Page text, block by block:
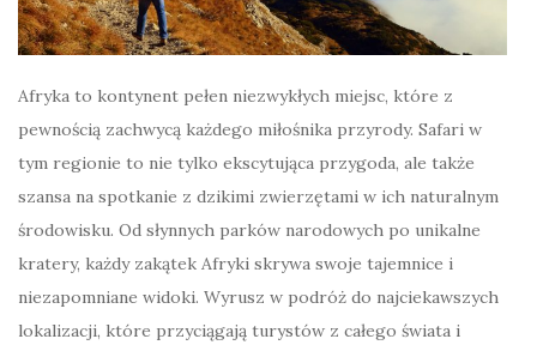
Afryka to kontynent pełen niezwykłych miejsc, które z
pewnością zachwycą każdego miłośnika przyrody. Safari w
tym regionie to nie tylko ekscytująca przygoda, ale także
szansa na spotkanie z dzikimi zwierzętami w ich naturalnym
środowisku. Od słynnych parków narodowych po unikalne
kratery, każdy zakątek Afryki skrywa swoje tajemnice i
niezapomniane widoki. Wyrusz w podróż do najciekawszych
lokalizacji, które przyciągają turystów z całego świata i